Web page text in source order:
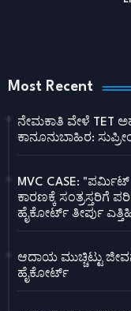
Most Recent
ನೇಮಕಾತಿ ವೇಳೆ TET
ಕಾನೂನುಬಾಹಿರ:
MVC CASE:
ಕಾರಣಕ್ಕೆ ಸಂತ್ರಸ್ತರಿಗೆ
ಹೈಕೋರ್ಟ್ ತೀರ್ಪು
ಆದಾಯ ಮುಚ್ಚಿಟ್ಟು
ಹೈಕೋರ್ಟ್